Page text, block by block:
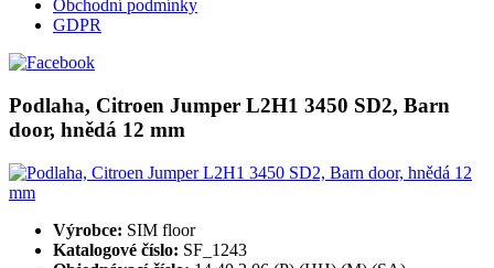
Obchodní podmínky
GDPR
Podlaha, Citroen Jumper L2H1 3450 SD2, Barn
door, hnědá 12 mm
Výrobce: SIM floor
Katalogové číslo: SF_1243